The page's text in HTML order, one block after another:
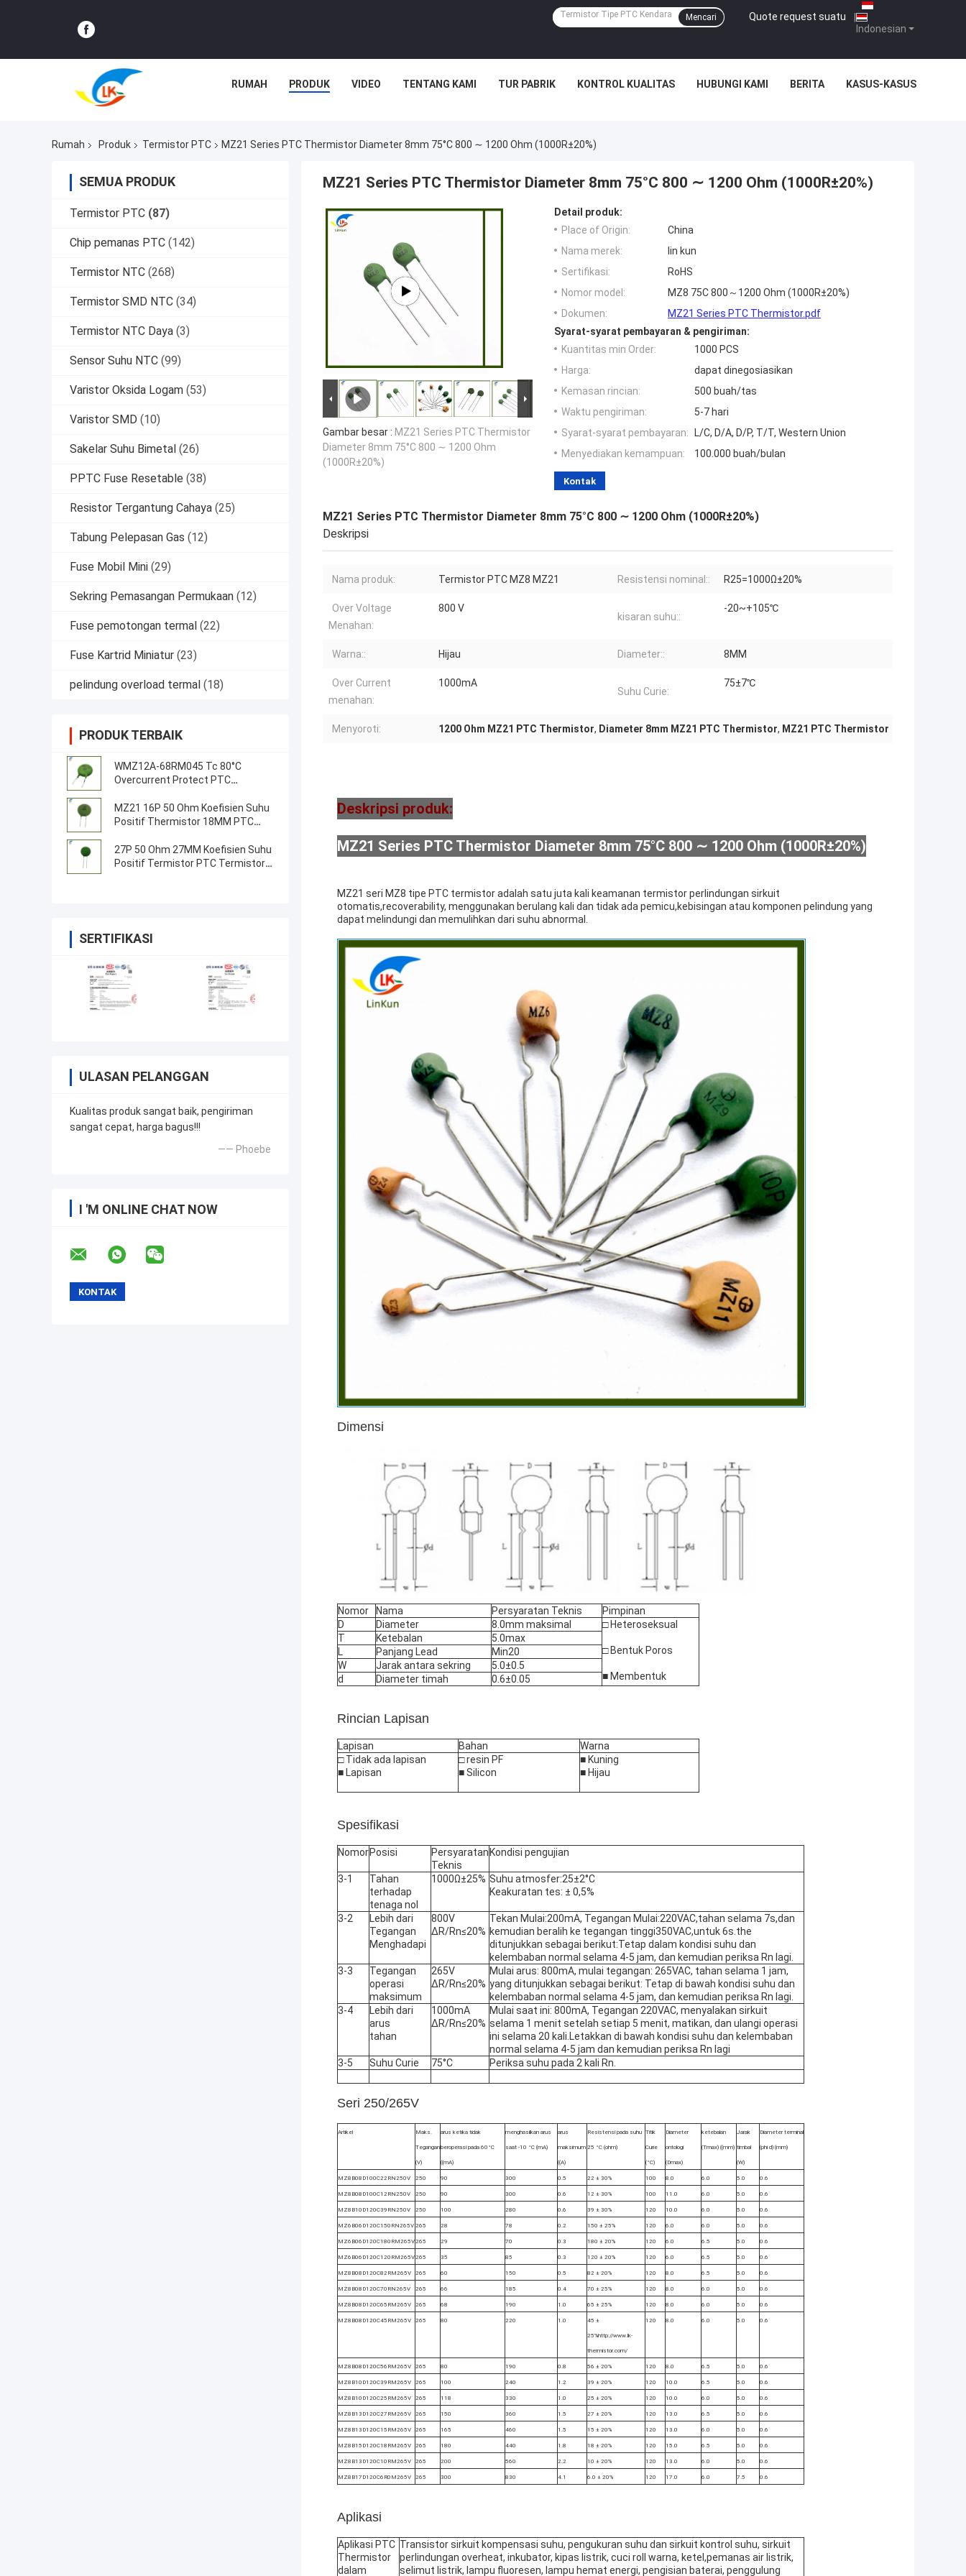
Indonesian
Quote request suatu |
Mencari
RUMAH PRODUK VIDEO TENTANG KAMI TUR PABRIK KONTROL KUALITAS HUBUNGI KAMI BERITA KASUS-KASUS
Rumah Produk Termistor PTC MZ21 Series PTC Thermistor Diameter 8mm 75°C 800 ∼ 1200 Ohm (1000R±20%)
SEMUA PRODUK
Termistor PTC (87)
Chip pemanas PTC (142)
Termistor NTC (268)
Termistor SMD NTC (34)
Termistor NTC Daya (3)
Sensor Suhu NTC (99)
Varistor Oksida Logam (53)
Varistor SMD (10)
Sakelar Suhu Bimetal (26)
PPTC Fuse Resetable (38)
Resistor Tergantung Cahaya (25)
Tabung Pelepasan Gas (12)
Fuse Mobil Mini (29)
Sekring Pemasangan Permukaan (12)
Fuse pemotongan termal (22)
Fuse Kartrid Miniatur (23)
pelindung overload termal (18)
PRODUK TERBAIK
WMZ12A-68RM045 Tc 80°C
Overcurrent Protect PTC
MZ21 16P 50 Ohm Koefisien Suhu
Positif Thermistor 18MM PTC
27P 50 Ohm 27MM Koefisien Suhu
Positif Termistor PTC Termistor
SERTIFIKASI
ULASAN PELANGGAN
Kualitas produk sangat baik, pengiriman
sangat cepat, harga bagus!!!
—— Phoebe
I 'M ONLINE CHAT NOW
MZ21 Series PTC Thermistor Diameter 8mm 75°C 800 ∼ 1200 Ohm (1000R±20%)
Gambar besar : MZ21 Series PTC Thermistor
Diameter 8mm 75°C 800 ∼ 1200 Ohm
(1000R±20%)
Detail produk:
Place of Origin:
China
Nama merek:
lin kun
Sertifikasi:
RoHS
Nomor model:
MZ8 75C 800～1200 Ohm (1000R±20%)
Dokumen:
MZ21 Series PTC Thermistor.pdf
Syarat-syarat pembayaran & pengiriman:
Kuantitas min Order:
1000 PCS
Harga:
dapat dinegosiasikan
Kemasan rincian:
500 buah/tas
Waktu pengiriman:
5-7 hari
Syarat-syarat pembayaran:
L/C, D/A, D/P, T/T, Western Union
Menyediakan kemampuan:
100.000 buah/bulan
Kontak
MZ21 Series PTC Thermistor Diameter 8mm 75°C 800 ∼ 1200 Ohm (1000R±20%)
Deskripsi
Nama produk: Termistor PTC MZ8 MZ21 Resistensi nominal:: R25=1000Ω±20%
Over Voltage
Menahan:
800 V
kisaran suhu::
-20~+105℃
Warna:: Hijau Diameter:: 8MM
Over Current
menahan:
1000mA
Suhu Curie:
75±7℃
Menyoroti: 1200 Ohm MZ21 PTC Thermistor, Diameter 8mm MZ21 PTC Thermistor, MZ21 PTC Thermistor
Deskripsi produk:
MZ21 Series PTC Thermistor Diameter 8mm 75°C 800 ∼ 1200 Ohm (1000R±20%)
MZ21 seri MZ8 tipe PTC termistor adalah satu juta kali keamanan termistor perlindungan sirkuit
otomatis,recoverability, menggunakan berulang kali dan tidak ada pemicu,kebisingan atau komponen pelindung yang
dapat melindungi dan memulihkan dari suhu abnormal.
Dimensi
Nomor Nama Persyaratan Teknis
Pimpinan
D
Diameter 8.0mm maksimal □ Heteroseksual
□ Bentuk Poros
■ Membentuk
T Ketebalan
5.0max
L
Panjang Lead
Min20
W
Jarak antara sekring
5.0±0.5
d
Diameter timah 0.6±0.05
Rincian Lapisan
Lapisan Bahan
Warna
□ Tidak ada lapisan
■ Lapisan
□ resin PF
■ Silicon
■ Kuning
■ Hijau
Spesifikasi
NomorPosisi
Persyaratan
Teknis
Kondisi pengujian
3-1
Tahan
terhadap
tenaga nol
1000Ω±25% Suhu atmosfer:25±2°C
Keakuratan tes: ± 0,5%
3-2
Lebih dari
Tegangan
Menghadapi
800V
ΔR/Rn≤20%
Tekan Mulai:200mA, Tegangan Mulai:220VAC,tahan selama 7s,dan
kemudian beralih ke tegangan tinggi350VAC,untuk 6s.the
ditunjukkan sebagai berikut:Tetap dalam kondisi suhu dan
kelembaban normal selama 4-5 jam, dan kemudian periksa Rn lagi.
3-3
Tegangan
operasi
maksimum
265V
ΔR/Rn≤20%
Mulai arus: 800mA, mulai tegangan: 265VAC, tahan selama 1 jam,
yang ditunjukkan sebagai berikut: Tetap di bawah kondisi suhu dan
kelembaban normal selama 4-5 jam, dan kemudian periksa Rn lagi.
3-4
Lebih dari
arus
tahan
1000mA
ΔR/Rn≤20%
Mulai saat ini: 800mA, Tegangan 220VAC, menyalakan sirkuit
selama 1 menit setelah setiap 5 menit, matikan, dan ulangi operasi
ini selama 20 kali.Letakkan di bawah kondisi suhu dan kelembaban
normal selama 4-5 jam dan kemudian periksa Rn lagi
3-5
Suhu Curie 75°C Periksa suhu pada 2 kali Rn.
Seri 250/265V
Artikel Maks.
Tegangan
(V)
arus ketika tidak
beroperasi pada 60°C
((mA)
menghasilkan arus
saat -10 °C (mA)
arus
maksimum
((A)
Resistensi pada suhu
25 °C (ohm)
Titik
Curie
(°C)
Diameter
ontologi
(Dmax)
ketebalan
(Tmax) ((mm)
Jarak
timbal
(W)
Diameter terminal
(phi d) (mm)
MZ8B08D100C22RN250V 250 90 300 0.5 22 ± 30% 100 8.0 6.0 5.0 0.6
MZ8B08D100C12RN250V 250 90 300 0.6 12 ± 30% 100 11.0 6.0 5.0 0.6
MZ8B10D120C39RN250V 250 100 280 0.6 39 ± 30% 120 10.0 6.0 5.0 0.6
MZ6B06D120C150RN265V 265 28 78 0.2 150 ± 25% 120 6.0 6.0 5.0 0.6
MZ6B06D120C180RM265V265 29 70 0.3 180 ± 20% 120 6.0 6.5 5.0 0.6
MZ6B06D120C120RM265V265 35 85 0.3 120 ± 20% 120 6.0 6.5 5.0 0.6
MZ8B08D120C82RM265V 265 60 150 0.5 82 ± 20% 120 8.0 6.5 5.0 0.6
MZ8B08D120C70RN265V 265 66 185 0.4 70 ± 25% 120 8.0 6.0 5.0 0.6
MZ8B08D120C65RM265V 265 68 190 1.0 65 ± 25% 120 8.0 6.0 5.0 0.6
MZ8B08D120C45RM265V 265 80 220 1.0 45 ±
25%http://www.lk-
thermistor.com/
120 8.0 6.0 5.0 0.6
MZ8B08D120C56RM265V 265 80 190 0.8 56 ± 20% 120 8.0 6.5 5.0 0.6
MZ8B10D120C39RM265V 265 100 240 1.2 39 ± 20% 120 10.0 6.5 5.0 0.6
MZ8B10D120C25RM265V 265 118 330 1.0 25 ± 20% 120 10.0 6.0 5.0 0.6
MZ8B13D120C27RM265V 265 150 360 1.5 27 ± 20% 120 13.0 6.5 5.0 0.6
MZ8B13D120C15RM265V 265 165 460 1.5 15 ± 20% 120 13.0 6.0 5.0 0.6
MZ8B15D120C18RM265V 265 180 440 1.8 18 ± 20% 120 15.0 6.5 5.0 0.6
MZ8B13D120C10RM265V 265 200 560 2.2 10 ± 20% 120 13.0 6.0 5.0 0.6
MZ8B17D120C6R0M265V 265 300 830 4.1 6.0 ± 20% 120 17.0 6.0 7.5 0.6
Aplikasi
Aplikasi PTC
Thermistor
dalam
Transistor sirkuit kompensasi suhu, pengukuran suhu dan sirkuit kontrol suhu, sirkuit
perlindungan overheat, inkubator, kipas listrik, cuci roll warna, ketel,pemanas air listrik,
selimut listrik, lampu fluoresen, lampu hemat energi, pengisian baterai, penggulung